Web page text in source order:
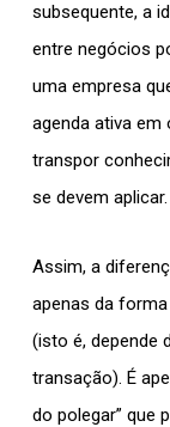
subsequente, a
entre negócios
uma empresa
agenda ativa em
transpor
se devem aplicar.
Assim, a
apenas da
(isto é, depende
transação). É
do polegar” que